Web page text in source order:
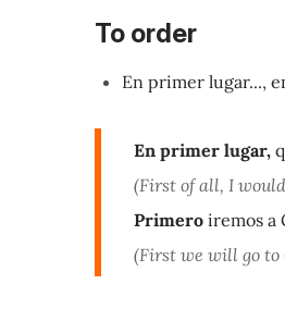
To order
En primer lugar...,
En primer lugar,
(First of all, I
Primero iremos a
(First we will go